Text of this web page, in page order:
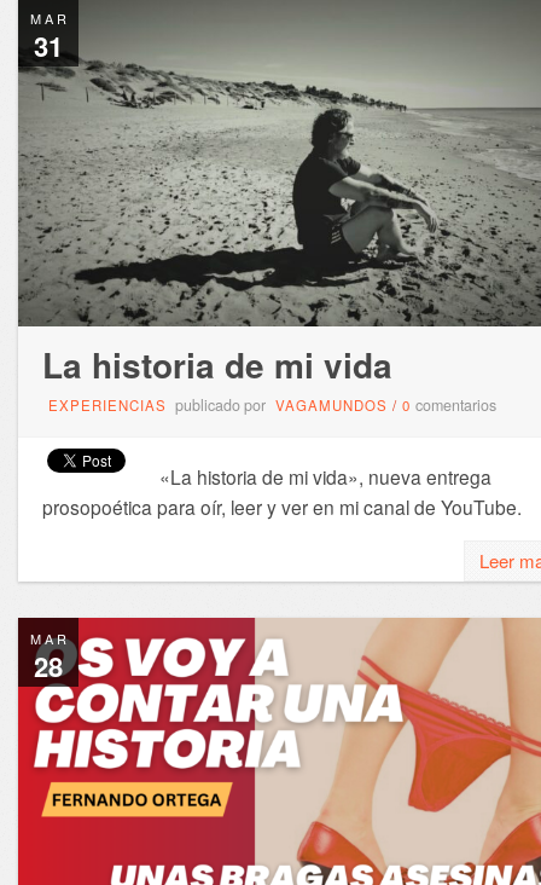
MAR
31
La historia de mi vida
EXPERIENCIAS publicado por VAGAMUNDOS / 0 comentarios
«La historia de mi vida», nueva entrega
prosopoética para oír, leer y ver en mi canal de YouTube.
Leer
MAR
28